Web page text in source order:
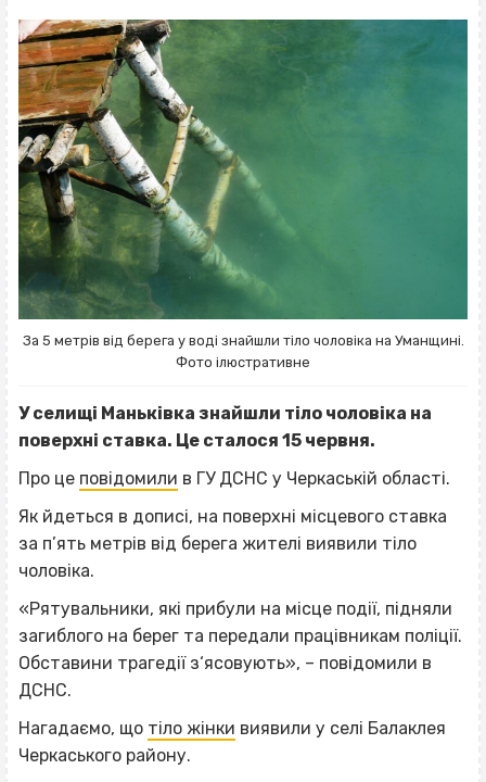
За 5 метрів від берега у воді знайшли тіло чоловіка на Уманщині.
Фото ілюстративне
У селищі Маньківка знайшли тіло чоловіка на
поверхні ставка. Це сталося 15 червня.
Про це повідомили в ГУ ДСНС у Черкаській області.
Як йдеться в дописі, на поверхні місцевого ставка
за п’ять метрів від берега жителі виявили тіло
чоловіка.
«Рятувальники, які прибули на місце події, підняли
загиблого на берег та передали працівникам поліції.
Обставини трагедії з‘ясовують», – повідомили в
ДСНС.
Нагадаємо, що тіло жінки виявили у селі Балаклея
Черкаського району.